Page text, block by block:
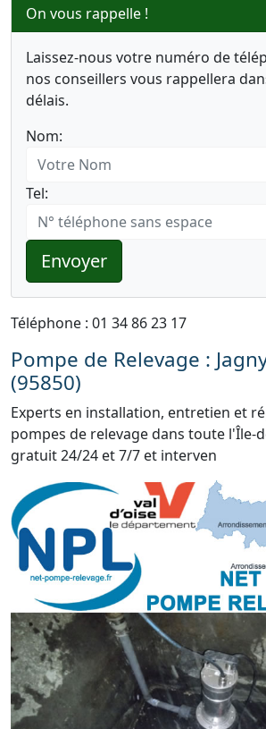
On vous rappelle !
Laissez-nous votre numéro de
nos conseillers vous rappellera
délais.
Nom:
Tel:
Envoyer
Téléphone : 01 34 86 23 17
Pompe de Relevage :
(95850)
Experts en installation, entretien et
pompes de relevage dans toute l'Île-
gratuit 24/24 et 7/7 et interven